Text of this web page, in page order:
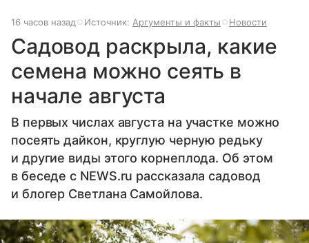
16 часов назад Источник: Аргументы и факты Новости
Садовод раскрыла, какие
семена можно сеять в
начале августа
В первых числах августа на участке можно
посеять дайкон, круглую черную редьку
и другие виды этого корнеплода. Об этом
в беседе с NEWS.ru рассказала садовод
и блогер Светлана Самойлова.